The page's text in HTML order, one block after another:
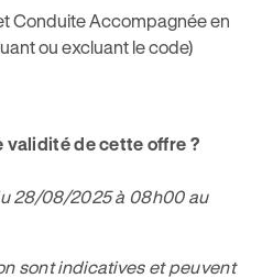
Conduite Accompagnée en
ou excluant le code)
validité de cette offre ?
28/08/2025 à 08h00 au
sont indicatives et peuvent